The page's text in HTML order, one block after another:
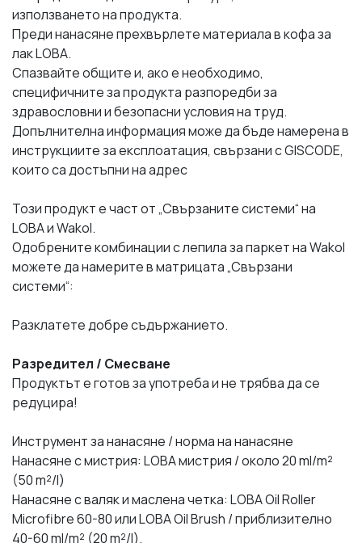
използването на продукта.
Преди нанасяне прехвърлете материала в кофа за
лак LOBA.
Спазвайте общите и, ако е необходимо,
специфичните за продукта разпоредби за
здравословни и безопасни условия на труд.
Допълнителна информация може да бъде намерена в
инструкциите за експлоатация, свързани с GISCODE,
които са достъпни на адрес
Този продукт е част от „Свързаните системи“ на
LOBA и Wakol.
Одобрените комбинации с лепила за паркет на Wakol
можете да намерите в матрицата „Свързани
системи“:
Разклатете добре съдържанието.
Разредител / Смесване
Продуктът е готов за употреба и не трябва да се
редуцира!
Инструмент за нанасяне / норма на нанасяне
Нанасяне с мистрия: LOBA мистрия / около 20 ml/m²
(50 m²/l)
Нанасяне с валяк и маслена четка: LOBA Oil Roller
Microfibre 60-80 или LOBA Oil Brush / приблизително
40-60 ml/m² (20 m²/l).